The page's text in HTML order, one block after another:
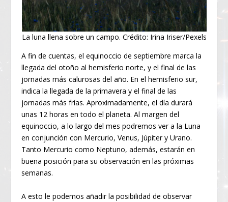
La luna llena sobre un campo. Crédito: Irina Iriser/Pexels
A fin de cuentas, el equinoccio de septiembre marca la
llegada del otoño al hemisferio norte, y el final de las
jornadas más calurosas del año. En el hemisferio sur,
indica la llegada de la primavera y el final de las
jornadas más frías. Aproximadamente, el día durará
unas 12 horas en todo el planeta. Al margen del
equinoccio, a lo largo del mes podremos ver a la Luna
en conjunción con Mercurio, Venus, Júpiter y Urano.
Tanto Mercurio como Neptuno, además, estarán en
buena posición para su observación en las próximas
semanas.
A esto le podemos añadir la posibilidad de observar